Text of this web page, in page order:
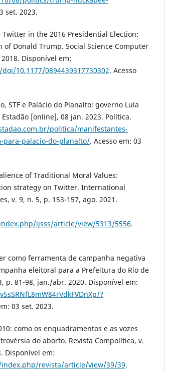
set. 2023.
Twitter in the 2016 Presidential Election:
Donald Trump. Social Science Computer
Disponível em:
10.1177/0894439317730302. Acesso
STF e Palácio do Planalto; governo Lula
[online], 08 jan. 2023. Política.
politica/manifestantes-
para-palacio-do-planalto/. Acesso em: 03
of Traditional Moral Values:
strategy on Twitter. International
v. 9, n. 5, p. 153-157, ago. 2021.
ijsss/article/view/5313/5556.
como ferramenta de campanha negativa
eleitoral para a Prefeitura do Rio de
p. 81-98, jan./abr. 2020. Disponível em:
?
03 set. 2023.
como os enquadramentos e as vozes
do aborto. Revista Compolítica, v.
Disponível em:
revista/article/view/39/39.